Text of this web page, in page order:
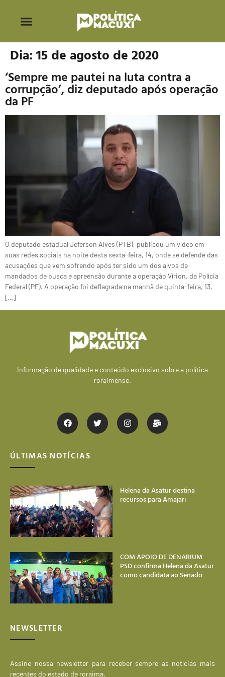
Dia: 15 de agosto de 2020
‘Sempre me pautei na luta contra a
corrupção’, diz deputado após operação
da PF
O deputado estadual Jeferson Alves (PTB), publicou um vídeo em
suas redes sociais na noite desta sexta-feira, 14, onde se defende das
acusações que vem sofrendo após ter sido um dos alvos de
mandados de busca e apreensão durante a operação Vírion, da Polícia
Federal (PF). A operação foi deflagrada na manhã de quinta-feira, 13,
[…]
Informação de qualidade e conteúdo exclusivo sobre a política
roraimense.
ÚLTIMAS NOTÍCIAS
Helena da Asatur destina
recursos para Amajari
COM APOIO DE DENARIUM
PSD confirma Helena da Asatur
como candidata ao Senado
NEWSLETTER
Assine nossa newsletter para receber sempre as notícias mais
recentes do estado de roraima.